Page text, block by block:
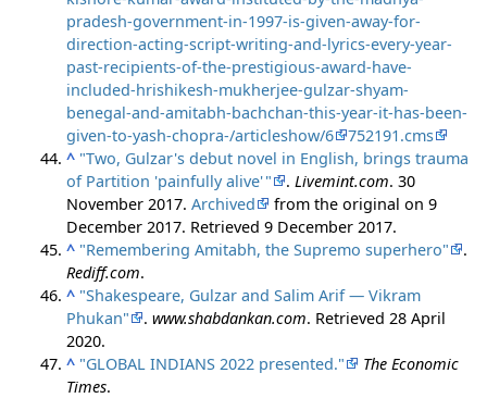
pradesh-government-in-1997-is-given-away-for-
direction-acting-script-writing-and-lyrics-every-year-
past-recipients-of-the-prestigious-award-have-
included-hrishikesh-mukherjee-gulzar-shyam-
benegal-and-amitabh-bachchan-this-year-it-has-been-
given-to-yash-chopra-/articleshow/6
752191.cms
^ "Two, Gulzar's debut novel in English, brings trauma
of Partition 'painfully alive'" . Livemint.com. 30
November 2017.Archived
from the original on 9
December 2017. Retrieved9 December 2017.
^ "Remembering Amitabh, the Supremo superhero"
.
Rediff.com.
^ "Shakespeare, Gulzar and Salim Arif — Vikram
Phukan"
.www.shabdankan.com. Retrieved 28 April
2020.
^ "GLOBAL INDIANS 2022 presented."
The Economic
Times.